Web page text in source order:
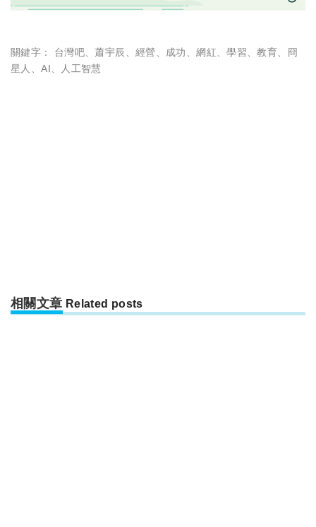
關鍵字： 台灣吧 、蕭宇辰 經營 成功 、網紅 、學習 、教育
冏
星人
、AI 人工智慧
相關文章 Related posts